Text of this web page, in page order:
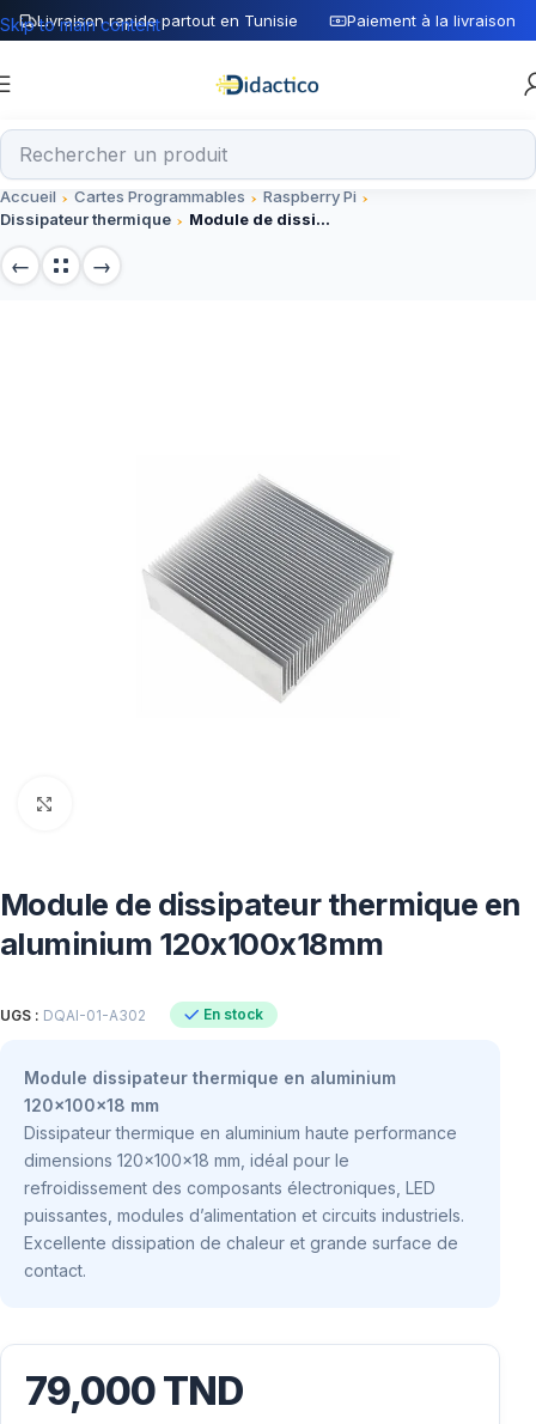
Livraison rapide partout en Tunisie Paiement à la livraison
Skip to main content
Accueil Cartes Programmables
Raspberry Pi
Dissipateur thermique
Module de dissipateur thermique en aluminium 120x100x18mm
Module de dissipateur thermique en
aluminium 120x100x18mm
UGS : DQAI-01-A302 En stock
Module dissipateur thermique en aluminium
120x100x18 mm
Dissipateur thermique en aluminium haute performance
dimensions 120x100x18 mm, idéal pour le
refroidissement des composants électroniques, LED
puissantes, modules d’alimentation et circuits industriels.
Excellente dissipation de chaleur et grande surface de
contact.
79,000TND